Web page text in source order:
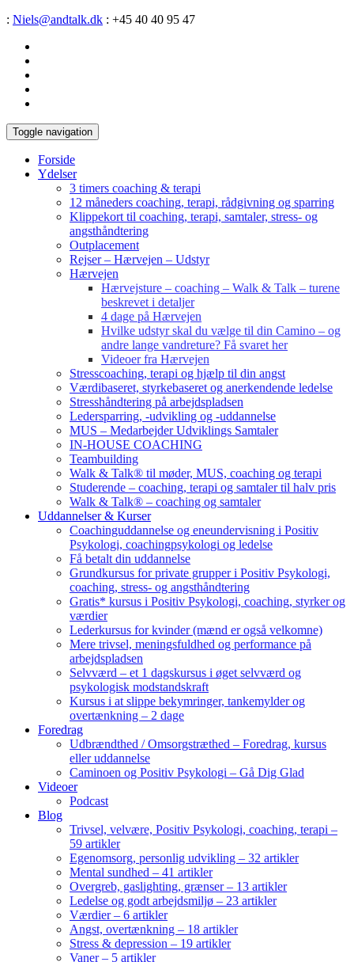
: Niels@andtalk.dk : +45 40 40 95 47
Toggle navigation
Forside
Ydelser
3 timers coaching & terapi
12 måneders coaching, terapi, rådgivning og sparring
Klippekort til coaching, terapi, samtaler, stress- og
angsthåndtering
Outplacement
Rejser – Hærvejen – Udstyr
Hærvejen
Hærvejsture – coaching – Walk & Talk – turene
beskrevet i detaljer
4 dage på Hærvejen
Hvilke udstyr skal du vælge til din Camino – og
andre lange vandreture? Få svaret her
Videoer fra Hærvejen
Stresscoaching, terapi og hjælp til din angst
Værdibaseret, styrkebaseret og anerkendende ledelse
Stresshåndtering på arbejdspladsen
Ledersparring, -udvikling og -uddannelse
MUS – Medarbejder Udviklings Samtaler
IN-HOUSE COACHING
Teambuilding
Walk & Talk® til møder, MUS, coaching og terapi
Studerende – coaching, terapi og samtaler til halv pris
Walk & Talk® – coaching og samtaler
Uddannelser & Kurser
Coachinguddannelse og eneundervisning i Positiv
Psykologi, coachingpsykologi og ledelse
Få betalt din uddannelse
Grundkursus for private grupper i Positiv Psykologi,
coaching, stress- og angsthåndtering
Gratis* kursus i Positiv Psykologi, coaching, styrker og
værdier
Lederkursus for kvinder (mænd er også velkomne)
Mere trivsel, meningsfuldhed og performance på
arbejdspladsen
Selvværd – et 1 dagskursus i øget selvværd og
psykologisk modstandskraft
Kursus i at slippe bekymringer, tankemylder og
overtænkning – 2 dage
Foredrag
Udbrændthed / Omsorgstræthed – Foredrag, kursus
eller uddannelse
Caminoen og Positiv Psykologi – Gå Dig Glad
Videoer
Podcast
Blog
Trivsel, velvære, Positiv Psykologi, coaching, terapi –
59 artikler
Egenomsorg, personlig udvikling – 32 artikler
Mental sundhed – 41 artikler
Overgreb, gaslighting, grænser – 13 artikler
Ledelse og godt arbejdsmiljø – 23 artikler
Værdier – 6 artikler
Angst, overtænkning – 18 artikler
Stress & depression – 19 artikler
Vaner – 5 artikler